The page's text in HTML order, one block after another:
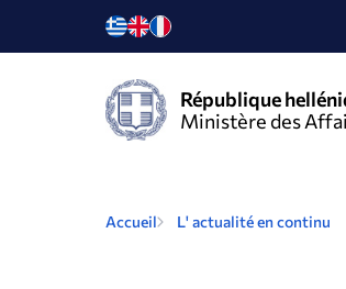
République
Ministère des
Accueil L' actualité en continu